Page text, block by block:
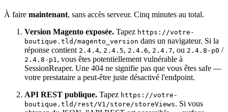
À faire maintenant, sans accès serveur. Cinq minutes au total.
Version Magento exposée. Tapez https://votre-
boutique.tld/magento_version dans un navigateur. Si la
réponse contient 2.4.4, 2.4.5, 2.4.6, 2.4.7, ou 2.4.8-p0 /
2.4.8-p1 , vous êtes potentiellement vulnérable à
SessionReaper. Une 404 ne signifie pas que vous êtes safe —
votre prestataire a peut-être juste désactivé l'endpoint.
API REST publique. Tapez https://votre-
boutique.tld/rest/V1/store/storeViews. Si vous